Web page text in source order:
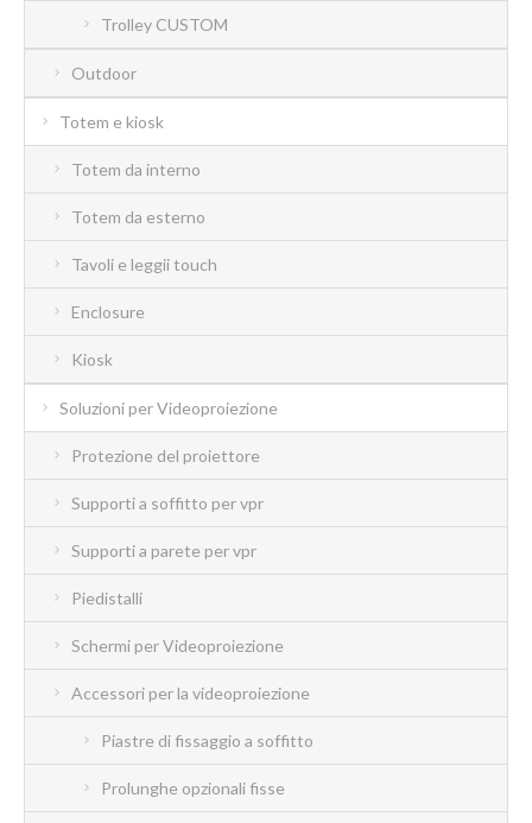
Trolley CUSTOM
Outdoor
Totem e kiosk
Totem da interno
Totem da esterno
Tavoli e leggii touch
Enclosure
Kiosk
Soluzioni per Videoproiezione
Protezione del proiettore
Supporti a soffitto per vpr
Supporti a parete per vpr
Piedistalli
Schermi per Videoproiezione
Accessori per la videoproiezione
Piastre di fissaggio a soffitto
Prolunghe opzionali fisse